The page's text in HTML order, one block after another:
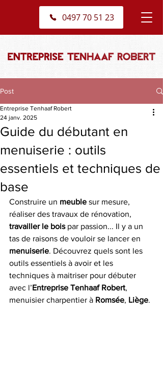
0497 70 51 23
Post
Guide du débutant en
menuiserie : outils
essentiels et techniques de
base
Entreprise Tenhaaf Robert
24 janv. 2025
Construire un meuble sur mesure,
réaliser des travaux de rénovation,
travailler le bois par passion... Il y a un
tas de raisons de vouloir se lancer en
menuiserie. Découvrez quels sont les
outils essentiels à avoir et les
techniques à maitriser pour débuter
avec l’Entreprise Tenhaaf Robert,
menuisier charpentier à Romsée, Liège.